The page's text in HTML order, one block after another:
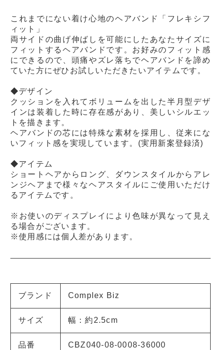
これまでにない着け心地のヘアバンド「フレキシフ
ィット」
両サイドの曲げ伸ばしを可能にしたあなたサイズに
フィットするヘアバンドです。お好みのフィット感
にできるので、頭痛やズレ落ちでヘアバンドを諦め
ていた方にぜひお試しいただきたいアイテムです。
◆デザイン
クッションを入れてボリュームを出した半月型デザ
インは装着した時に存在感があり、美しいシルエッ
トを描きます。
ヘアバンドの芯には特殊な素材を採用し、従来にな
いフィット感を実現しています。(実用新案登録済)
◆アイテム
ショートヘアからロング、ダウンスタイルからアレ
ンジヘアまで様々なヘアスタイルにご使用いただけ
るアイテムです。
※お使いのディスプレイにより色味が異なって見え
る場合がございます。
※使用感には個人差があります。
ブランド Complex Biz
サイズ 幅：約2.5cm
品番 CBZ040-08-0008-36000